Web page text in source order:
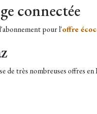
connectée
pour l'offre
de très nombreuses offres en